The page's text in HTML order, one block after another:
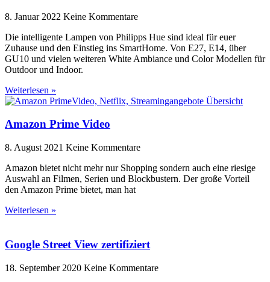
8. Januar 2022 Keine Kommentare
Die intelligente Lampen von Philipps Hue sind ideal für euer
Zuhause und den Einstieg ins SmartHome. Von E27, E14, über
GU10 und vielen weiteren White Ambiance und Color Modellen für
Outdoor und Indoor.
Weiterlesen »
Amazon Prime Video
8. August 2021 Keine Kommentare
Amazon bietet nicht mehr nur Shopping sondern auch eine riesige
Auswahl an Filmen, Serien und Blockbustern. Der große Vorteil
den Amazon Prime bietet, man hat
Weiterlesen »
Google Street View zertifiziert
18. September 2020 Keine Kommentare